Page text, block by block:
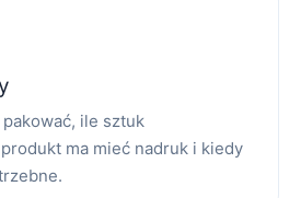
ile sztuk
ma mieć nadruk i kiedy